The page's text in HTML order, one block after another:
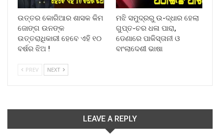
ଉତ୍ତର କୋରିଆର ଶାସକ କିମ
ଜୋଙ୍ଗ ଉନଙ୍କ
ଉତ୍ତରାଧିକାରୀ ହେବେ ଏହି ୧୦
ବର୍ଷର ଝିଅ !
ମଝି ସମୁଦ୍ରରୁ ଉ-ଦ୍ଧାର ହେଲା
ଗୁପ୍ତ-ଚର ଧଳା ପାରା,
ଡେଣାରେ ପାକିସ୍ତାନୀ ଓ
ବାଂଲାଦେଶୀ ଭାଷା
PREV NEXT
LEAVE A REPLY